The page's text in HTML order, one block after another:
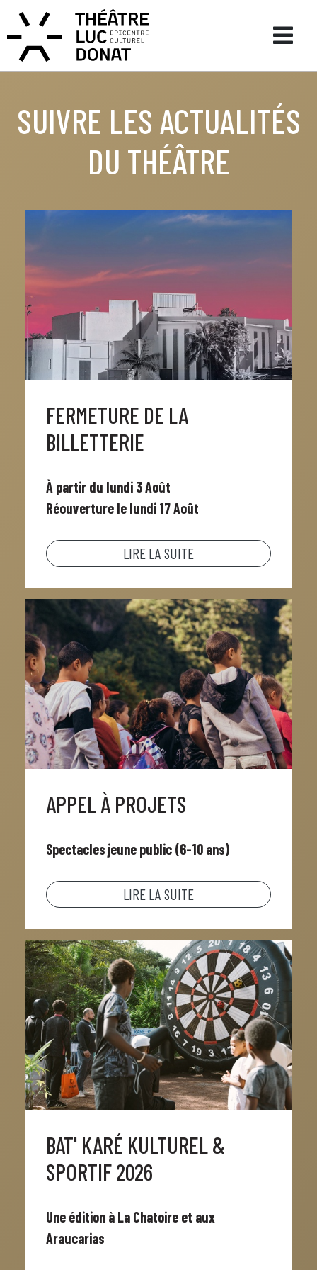
SUIVRE LES ACTUALITÉS
DU THÉÂTRE
FERMETURE DE LA
BILLETTERIE
À partir du lundi 3 Août
Réouverture le lundi 17 Août
LIRE LA SUITE
APPEL À PROJETS
Spectacles jeune public (6-10 ans)
LIRE LA SUITE
BAT' KARÉ KULTUREL &
SPORTIF 2026
Une édition à La Chatoire et aux
Araucarias